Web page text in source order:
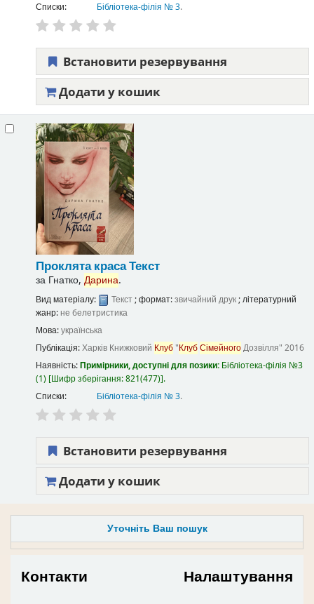
Уточніть Ваш пошук
Списки:
Бібліотека-філія № 3.
Встановити резервування
Додати у кошик
Проклята красаТекст
за Гнатко, Дарина.
Вид матеріалу: Текст; формат:звичайний друк; літературний
жанр: не белетристика
Мова:українська
Публікація:Харків Книжковий Клуб"КлубСімейногоДозвілля" 2016
Наявність:Примірники, доступні для позики: Бібліотека-філія №3
(1) Шифр зберігання:821(477) .
Списки:
Бібліотека-філія № 3.
Встановити резервування
Додати у кошик
Контакти Налаштування